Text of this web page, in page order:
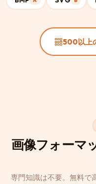
500以上
画像フォーマ
専門知識は不要。無料で